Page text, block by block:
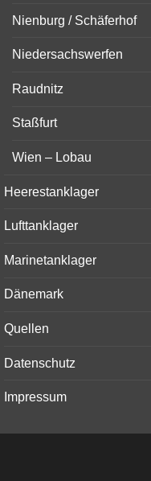
Nienburg / Schäferhof
Niedersachswerfen
Raudnitz
Staßfurt
Wien – Lobau
Heerestanklager
Lufttanklager
Marinetanklager
Dänemark
Quellen
Datenschutz
Impressum